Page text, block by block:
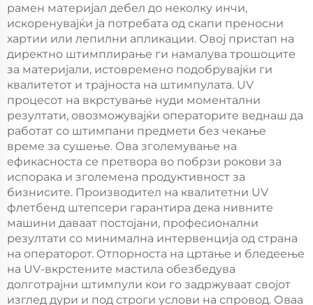
рамен материјал дебел до неколку инчи,
искоренувајќи ја потребата од скапи преносни
хартии или лепилни апликации. Овој пристап на
директно штимплирање ги намалува трошоците
за материјали, истовремено подобрувајќи ги
квалитетот и трајноста на штимпулата. UV
процесот на вкрстување нуди моментални
резултати, овозможувајќи операторите веднаш да
работат со штимпани предмети без чекање
време за сушење. Ова зголемување на
ефикасноста се претвора во побрзи рокови за
испорака и зголемена продуктивност за
бизнисите. Производител на квалитетни UV
флетбенд штепсери гарантира дека нивните
машини даваат постојани, професионални
резултати со минимална интервенција од страна
на операторот. Отпорноста на цртање и бледеење
на UV-вкрстените мастила обезбедува
долготрајни штимпули кои го задржуваат својот
изглед дури и под строги услови на спровод. Оваа